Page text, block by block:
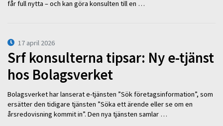
får full nytta – och kan göra konsulten till en …
17 april 2026
Srf konsulterna tipsar: Ny e-tjänst
hos Bolagsverket
Bolagsverket har lanserat e-tjänsten ”Sök företagsinformation”, som
ersätter den tidigare tjänsten ”Söka ett ärende eller se om en
årsredovisning kommit in”. Den nya tjänsten samlar …